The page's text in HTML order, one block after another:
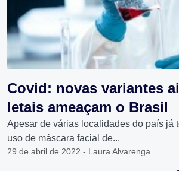
Covid: novas variantes
letais ameaçam o Brasil
Apesar de várias localidades do país já
uso de máscara facial de...
29 de abril de 2022 - Laura Alvarenga